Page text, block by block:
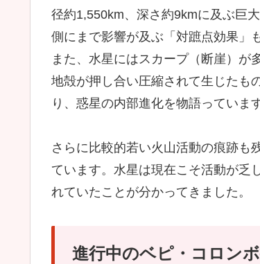
径約1,550km、深さ約9kmに及ぶ巨
側にまで影響が及ぶ「対蹠点効果」
また、水星にはスカープ（断崖）が
地殻が押し合い圧縮されて生じたも
り、惑星の内部進化を物語っています
さらに比較的若い火山活動の痕跡も
ています。水星は現在こそ活動が乏
れていたことが分かってきました。
進行中のベピ・コロン